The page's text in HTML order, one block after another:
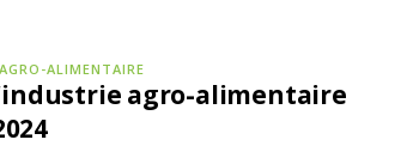
ALIMENTAIRE
agro-alimentaire